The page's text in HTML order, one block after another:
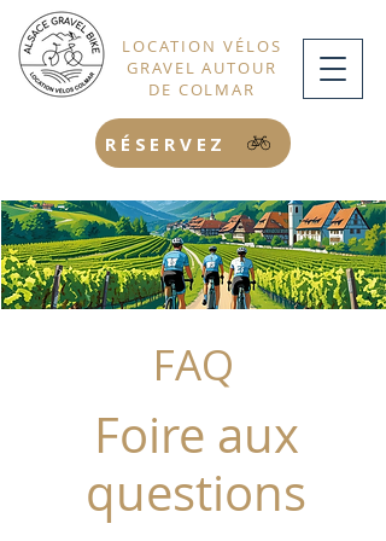
LOCATION VÉLOS
GRAVEL AUTOUR
DE COLMAR
RÉSERVEZ
FAQ
Foire aux
questions